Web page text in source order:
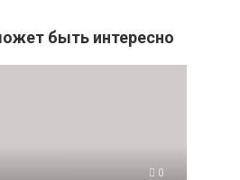
быть интересно
0